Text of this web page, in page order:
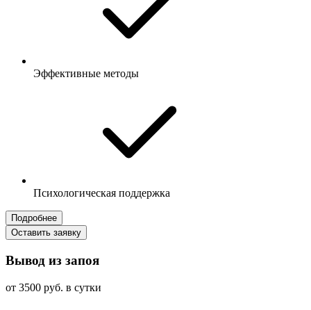
Эффективные методы
Психологическая поддержка
Подробнее
Оставить заявку
Вывод из запоя
от 3500 руб. в сутки